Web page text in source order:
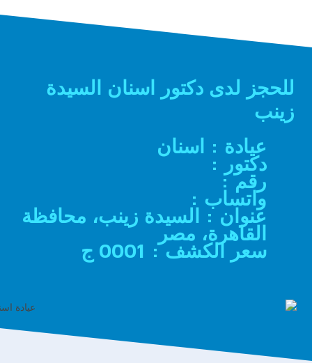
للحجز لدى دكتور اسنان السيدة
زينب
عيادة : اسنان
دكتور :
رقم :
واتساب :
عنوان : السيدة زينب، محافظة
القاهرة، مصر
سعر الكشف : 0001 ج